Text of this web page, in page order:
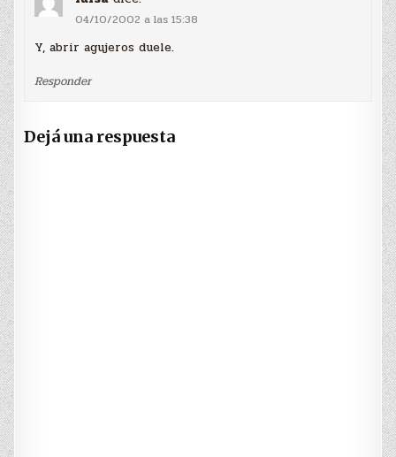
04/10/2002 a las 15:38
Y, abrir agujeros duele.
Responder
Dejá una respuesta